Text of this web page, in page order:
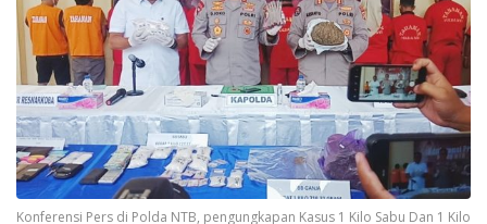
Konferensi Pers di Polda NTB, pengungkapan Kasus 1 Kilo Sabu Dan 1 Kilo